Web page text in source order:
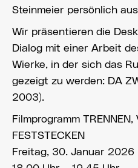
Steinmeier persönlich
Wir präsentieren die
Dialog mit einer Arbeit
Wierke, in der sich das
gezeigt zu werden: DA
2003).
Filmprogramm TRENNEN,
FESTSTECKEN
Freitag, 30. Januar 2026